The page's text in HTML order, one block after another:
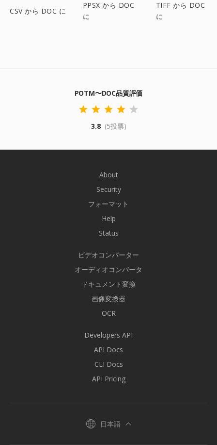
CSV から DOC に
PPSX から DOC
に
TIFF から DOC
に
POTM〜DOC品質評価
3.8 (5投票)
About
Security
フォーマット
Help
Status
ビデオコンバーター
オーディオコンバータ
ドキュメント変換
画像変換器
OCR
Developers API
API Docs
CLI Docs
API Pricing
日本語